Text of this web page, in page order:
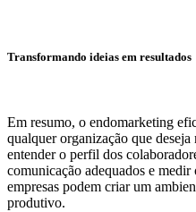
Transformando ideias em resultados
Em resumo, o endomarketing
qualquer organização que
entender o perfil dos
comunicação adequados e
empresas podem criar um
produtivo.